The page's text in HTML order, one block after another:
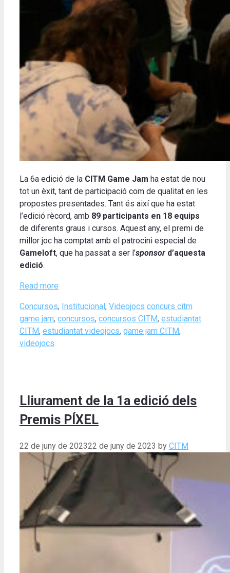
La 6a edició de la CITM Game Jam ha estat de nou
tot un èxit, tant de participació com de qualitat en les
propostes presentades. Tant és així que ha estat
l’edició rècord, amb 89 participants en 18 equips
de diferents graus i cursos. Aquest any, el premi de
millor joc ha comptat amb el patrocini especial de
Gameloft, que ha passat a ser l’sponsor d’aquesta
edició.
Read more
Categories
Concursos, Institucional , Videojocs Tags
concurs citm
game jam, concursos, concursos CITM, estudiantat
CITM, estudiantat videojocs, game jam CITM,
videojocs
Lliurament de la 1a edició dels
Premis PÍXEL
22 de juny de 202322 de juny de 2023 by CITM